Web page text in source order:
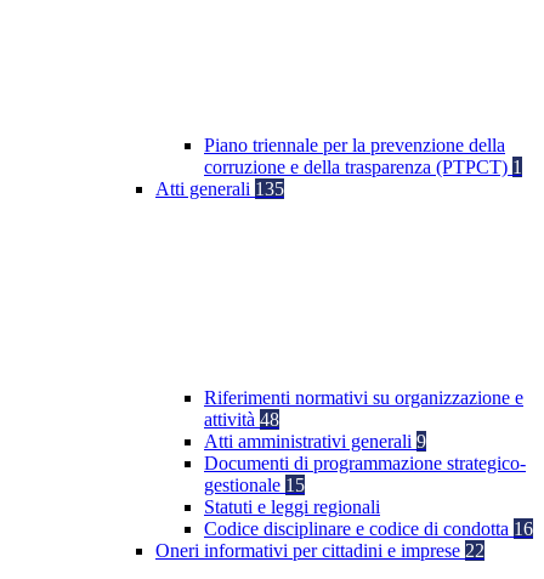
Piano triennale per la prevenzione della
corruzione e della trasparenza (PTPCT) 1
Atti generali 135
Riferimenti normativi su organizzazione e
attività 48
Atti amministrativi generali 9
Documenti di programmazione strategico-
gestionale 15
Statuti e leggi regionali
Codice disciplinare e codice di condotta 16
Oneri informativi per cittadini e imprese 22